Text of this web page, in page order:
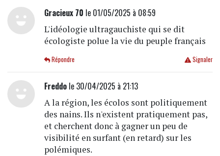
Gracieux 70 le 01/05/2025 à 08:59
L'idéologie ultragauchiste qui se dit
écologiste polue la vie du peuple français
Signaler
Répondre
Freddole 30/04/2025 à 21:13
A la région, les écolos sont politiquement
des nains. Ils n'existent pratiquement pas,
et cherchent donc à gagner un peu de
visibilité en surfant (en retard) sur les
polémiques.